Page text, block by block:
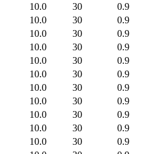
10.0 30
0.9
10.0 30
0.9
10.0 30
0.9
10.0 30
0.9
10.0 30
0.9
10.0 30
0.9
10.0 30
0.9
10.0 30
0.9
10.0 30
0.9
10.0 30
0.9
10.0 30
0.9